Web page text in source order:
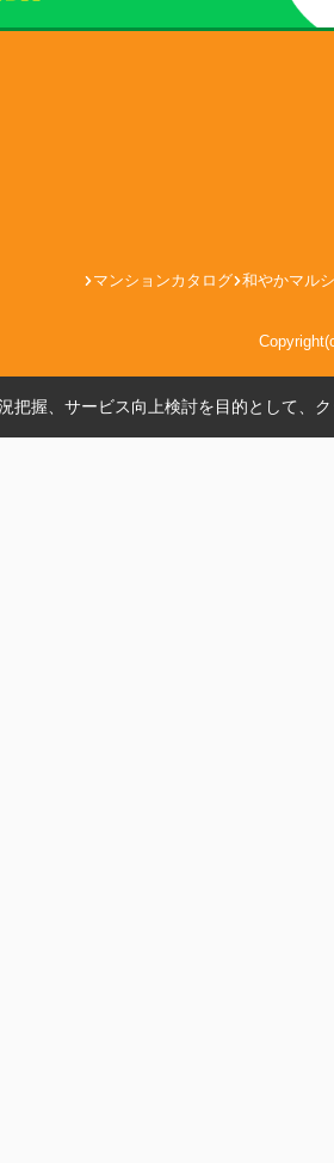
マンションカタログ 和やかマル
把握、サービス向上検討を目的として、